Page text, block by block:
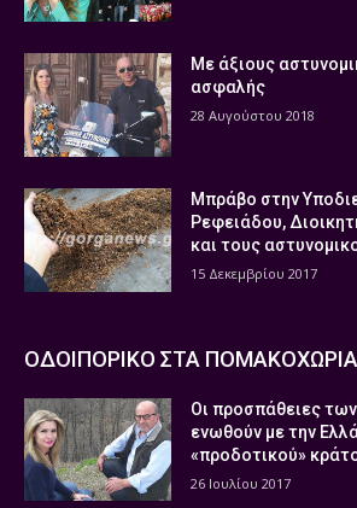
Με άξιους
ασφαλής
28 Αυγούστου 2018
Μπράβο στην
Ρεφειάδου,
και τους
15 Δεκεμβρίου 2017
ΟΔΟΙΠΟΡΙΚΟ ΣΤΑ ΠΟΜΑΚΟΧΩΡΙΑ
Οι προσπάθειες
ενωθούν με την
«προδοτικού»
26 Ιουλίου 2017